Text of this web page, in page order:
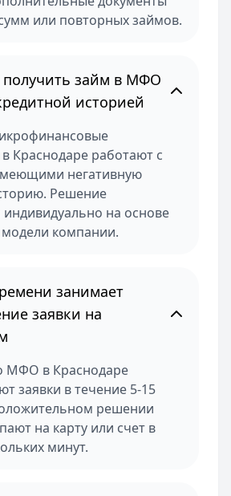
или повторных займов.
займ в МФО
историей
Краснодаре работают с
негативную
Решение
на основе
компании.
занимает
заявки на
МФО в Краснодаре
заявки в течение 5-15
решении
на карту или счет в
минут.